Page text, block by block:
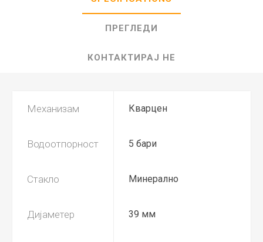
ПРЕГЛЕДИ
КОНТАКТИРАЈ НЕ
Механизам Кварцен
Водоотпорност 5 бари
Стакло Минерално
Дијаметер 39 мм